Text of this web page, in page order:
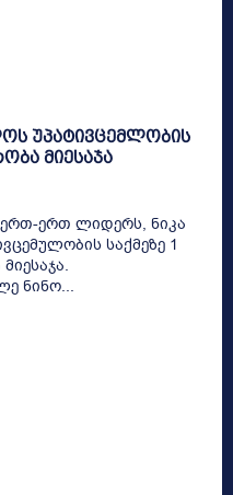
უპატივცემლობის
მიესაჯა
ერთ ლიდერს, ნიკა
საქმეზე 1
ნინო...